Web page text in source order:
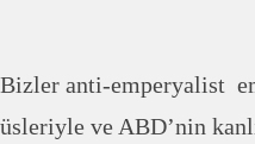
Bizler anti-emperyalist
üsleriyle ve ABD’nin